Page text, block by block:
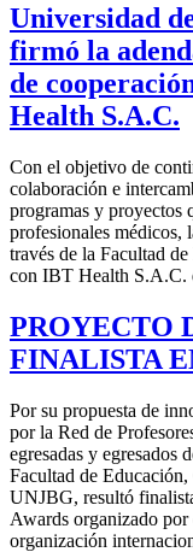
Universidad
firmó la
de
Health S.A.C.
Con el objetivo de
colaboración e
programas y proyectos
profesionales médicos,
través de la Facultad
con IBT Health
PROYECTO
FINALISTA
Por su propuesta de
por la Red de
egresadas y egresados
Facultad de
UNJBG, resultó
Awards organizado
organización